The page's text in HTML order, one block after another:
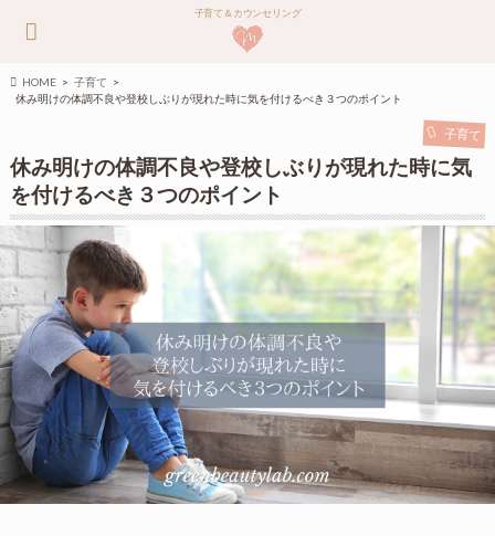
子育て＆カウンセリング
HOME
子育て
休み明けの体調不良や登校しぶりが現れた時に気を付けるべき３つのポイント
子育て
休み明けの体調不良や登校しぶりが現れた時に気
を付けるべき３つのポイント